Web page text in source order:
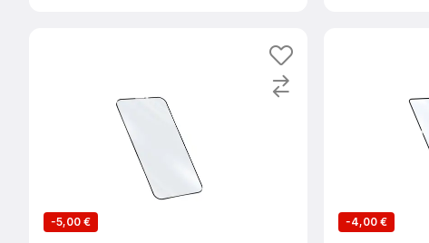
-5,00 € -4,00 €